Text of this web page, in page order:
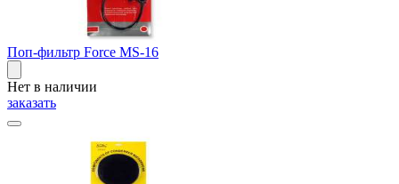
Поп-фильтр Force MS-16
Нет в наличии
заказать